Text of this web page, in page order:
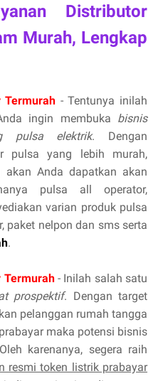
Distributor
Murah, Lengkap
Termurah - Tentunya inilah
ingin membuka bisnis
pulsa elektrik. Dengan
pulsa yang lebih murah,
akan Anda dapatkan akan
pulsa all operator,
varian produk pulsa
paket nelpon dan sms serta
.
Termurah- Inilah salah satu
prospektif. Dengan target
pelanggan rumah tangga
maka potensi bisnis
karenanya, segera raih
resmi token listrik prabayar